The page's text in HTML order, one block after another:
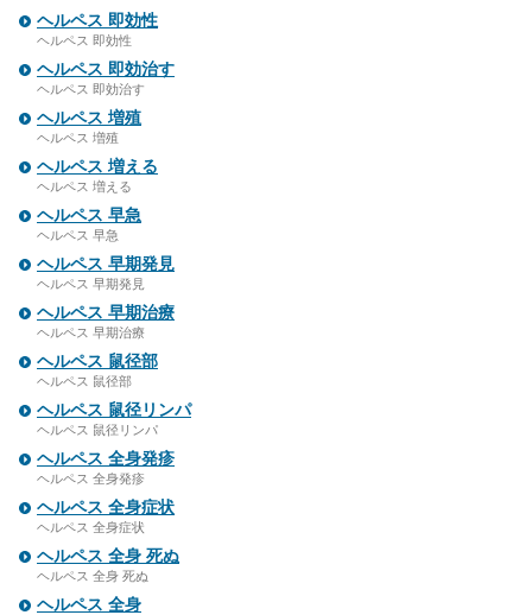
ヘルペス 即効性
ヘルペス 即効性
ヘルペス 即効治す
ヘルペス 即効治す
ヘルペス 増殖
ヘルペス 増殖
ヘルペス 増える
ヘルペス 増える
ヘルペス 早急
ヘルペス 早急
ヘルペス 早期発見
ヘルペス 早期発見
ヘルペス 早期治療
ヘルペス 早期治療
ヘルペス 鼠径部
ヘルペス 鼠径部
ヘルペス 鼠径リンパ
ヘルペス 鼠径リンパ
ヘルペス 全身発疹
ヘルペス 全身発疹
ヘルペス 全身症状
ヘルペス 全身症状
ヘルペス 全身 死ぬ
ヘルペス 全身 死ぬ
ヘルペス 全身